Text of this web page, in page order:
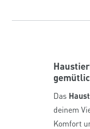
Das
deinem
Komfort